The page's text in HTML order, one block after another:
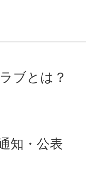
ブとは？
知・公表